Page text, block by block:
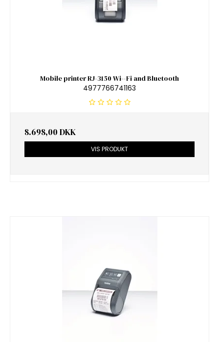
Mobile printer RJ-3150 Wi--Fi and Bluetooth
4977766741163
8.698,00 DKK
VIS PRODUKT